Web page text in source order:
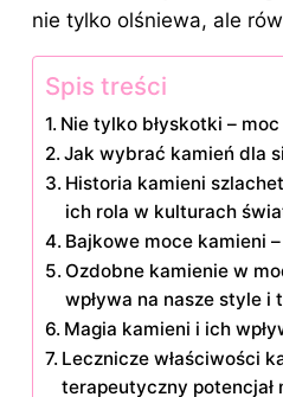
nie tylko olśniewa, ale
Spis treści
Nie tylko błyskotki –
Jak wybrać kamień dla
Historia kamieni
ich rola w kulturach
Bajkowe moce kamieni
Ozdobne kamienie w
wpływa na nasze style i
Magia kamieni i ich
Lecznicze właściwości
terapeutyczny potencjał